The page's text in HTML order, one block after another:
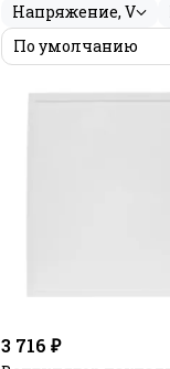
Напряжение, V
3 716 ₽